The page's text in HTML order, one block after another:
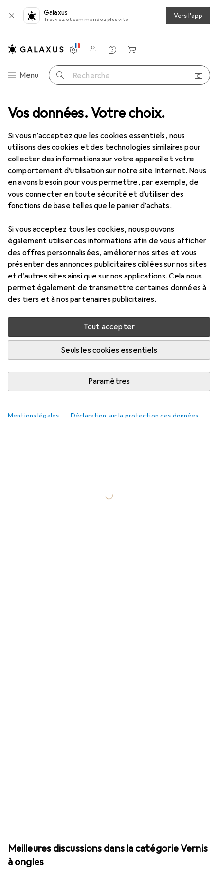
Vos données. Votre choix.
Si vous n’acceptez que les cookies essentiels, nous
utilisons des cookies et des technologies similaires pour
collecter des informations sur votre appareil et votre
comportement d’utilisation sur notre site Internet. Nous
en avons besoin pour vous permettre, par exemple, de
vous connecter en toute sécurité et d’utiliser des
fonctions de base telles que le panier d’achats.
Si vous acceptez tous les cookies, nous pouvons
également utiliser ces informations afin de vous afficher
des offres personnalisées, améliorer nos sites et vous
présenter des annonces publicitaires ciblées sur nos sites
et d’autres sites ainsi que sur nos applications. Cela nous
permet également de transmettre certaines données à
des tiers et à nos partenaires publicitaires.
Tout accepter
Seuls les cookies essentiels
Paramètres
Mentions légales Déclaration sur la protection des données
Galaxus
Trouvez et commandez plus vite Vers l'app
Navigation par catégorie
Menu Recherche
Paramètres
Compte client
Listes de comparaison
Listes d'envies
Panier
l'assortiment Beauté + santé Maquillage
Vernis à ongles
ProduitsForum
Meilleures discussions dans la catégorie Vernis
à ongles